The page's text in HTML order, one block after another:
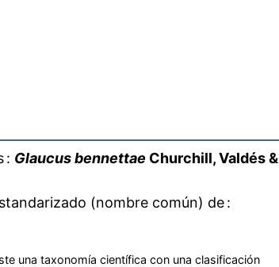
: Glaucus bennettae Churchill, Valdés &
(nombre común) de :
una taxonomía científica con una clasificación